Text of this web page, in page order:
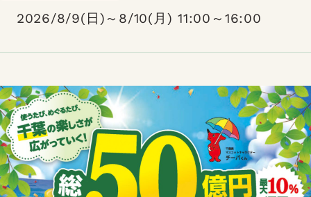
2026/8/9(日)～8/10(月) 11:00～16:00